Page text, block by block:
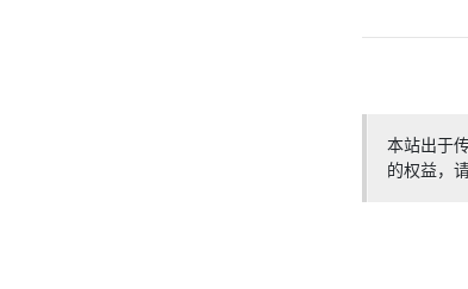
本站出于
的权益，